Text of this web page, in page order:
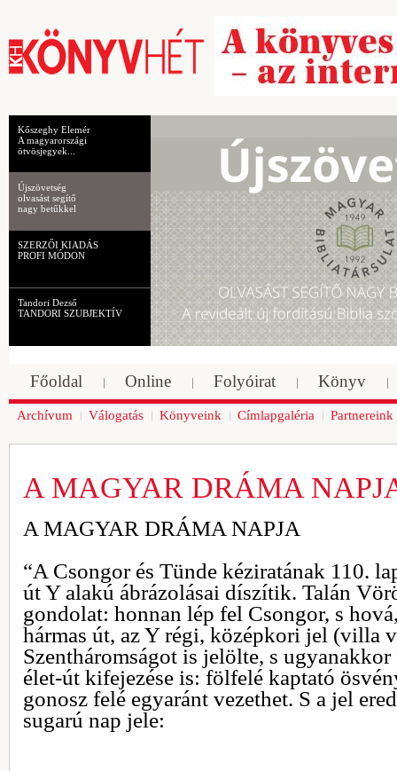
Kőszeghy Elemér
A magyarországi
ötvösjegyek...
Újszövetség
olvasást segítő
nagy betűkkel
SZERZŐI KIADÁS
PROFI MÓDON
Tandori Dezső
TANDORI SZUBJEKTÍV
Főoldal Online Folyóirat Könyv
Archívum Válogatás Könyveink Címlapgaléria Partnereink
A MAGYAR DRÁMA
A MAGYAR DRÁMA NAPJA
“A Csongor és Tünde kéziratának 110.
út Y alakú ábrázolásai díszítik. Talán
gondolat: honnan lép fel Csongor, s
hármas út, az Y régi, középkori jel (villa
Szentháromságot is jelölte, s ugyanakkor
élet-út kifejezése is: fölfelé kaptató
gonosz felé egyaránt vezethet. S a jel
sugarú nap jele: